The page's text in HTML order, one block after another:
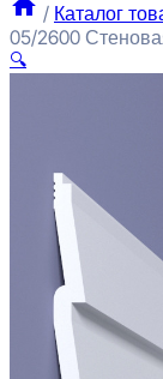
/ Каталог
05/2600
🔍